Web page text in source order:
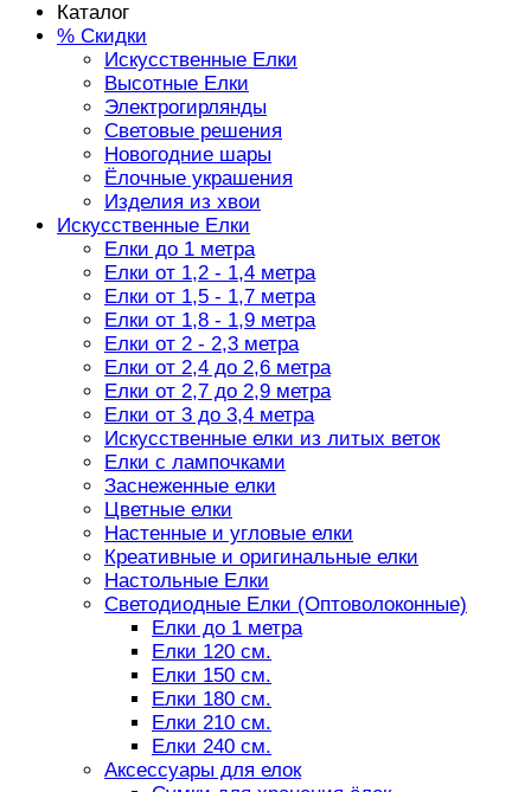
Каталог
% Скидки
Искусственные Елки
Высотные Елки
Электрогирлянды
Световые решения
Новогодние шары
Ёлочные украшения
Изделия из хвои
Искусственные Елки
Елки до 1 метра
Елки от 1,2 - 1,4 метра
Елки от 1,5 - 1,7 метра
Елки от 1,8 - 1,9 метра
Елки от 2 - 2,3 метра
Елки от 2,4 до 2,6 метра
Елки от 2,7 до 2,9 метра
Елки от 3 до 3,4 метра
Искусственные елки из литых веток
Елки с лампочками
Заснеженные елки
Цветные елки
Настенные и угловые елки
Креативные и оригинальные елки
Настольные Елки
Светодиодные Елки (Оптоволоконные)
Елки до 1 метра
Елки 120 см.
Елки 150 см.
Елки 180 см.
Елки 210 см.
Елки 240 см.
Аксессуары для елок